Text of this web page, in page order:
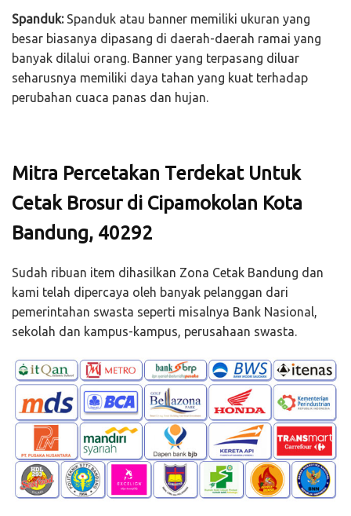
Spanduk:Spanduk atau banner memiliki ukuran yang
besar biasanya dipasang di daerah-daerah ramai yang
banyak dilalui orang. Banner yang terpasang diluar
seharusnya memiliki daya tahan yang kuat terhadap
perubahan cuaca panas dan hujan.
Mitra Percetakan Terdekat Untuk
Cetak Brosur di Cipamokolan Kota
Bandung, 40292
Sudah ribuan item dihasilkan Zona Cetak Bandung dan
kami telah dipercaya oleh banyak pelanggan dari
pemerintahan swasta seperti misalnya Bank Nasional,
sekolah dan kampus-kampus, perusahaan swasta.